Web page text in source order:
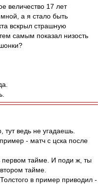
величество 17 лет
а я стало быть
вскрыл страшную
самым показал низость
тут ведь не угадаешь.
- матч с цска после
первом тайме. И поди ж, ты
тайме.
в пример приводил -